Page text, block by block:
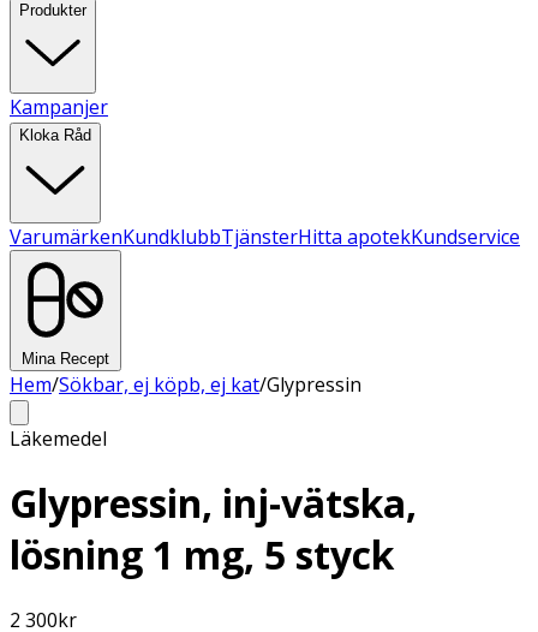
Produkter
Kampanjer
Kloka Råd
VarumärkenKundklubbTjänsterHitta apotekKundservice
Mina Recept
Hem/Sökbar, ej köpb, ej kat/Glypressin
Läkemedel
Glypressin, inj-vätska,
lösning 1 mg, 5 styck
2 300kr